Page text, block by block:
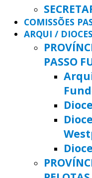
COMISSÕES
ARQUI /
PASSO